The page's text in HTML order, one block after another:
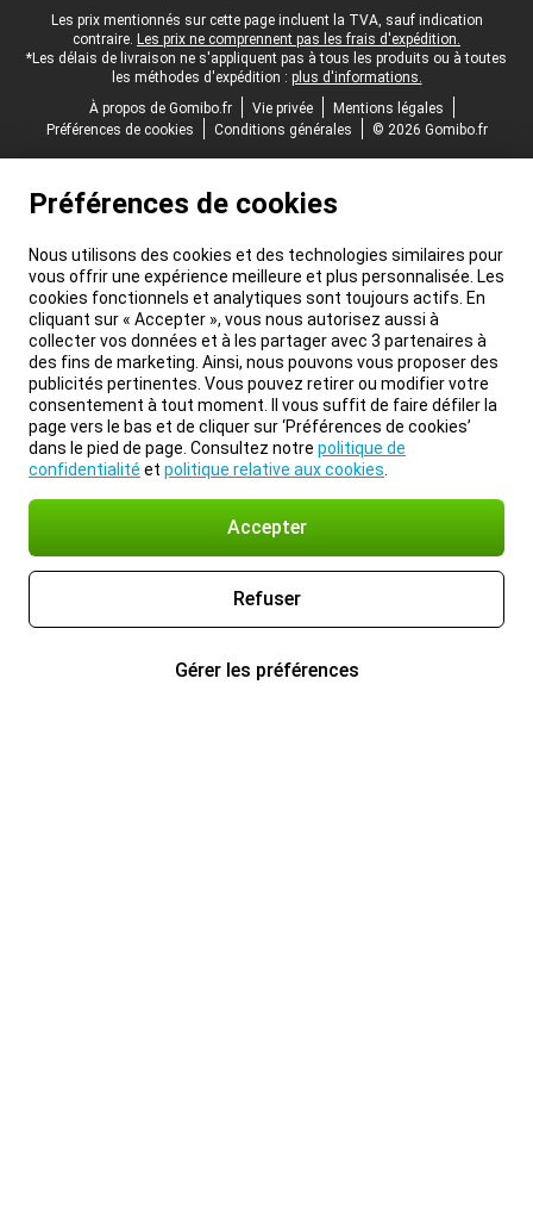
Pied-de-page légal
Les prix mentionnés sur cette page incluent la TVA, sauf indication
contraire. Les prix ne comprennent pas les frais d'expédition.
*Les délais de livraison ne s'appliquent pas à tous les produits ou à toutes
les méthodes d'expédition : plus d'informations.
À propos de Gomibo.fr
Vie privée
Mentions légales
Préférences de cookies
Conditions générales © 2026 Gomibo.fr
Préférences de cookies
Nous utilisons des cookies et des technologies similaires pour
vous offrir une expérience meilleure et plus personnalisée. Les
cookies fonctionnels et analytiques sont toujours actifs. En
cliquant sur « Accepter », vous nous autorisez aussi à
collecter vos données et à les partager avec 3 partenaires à
des fins de marketing. Ainsi, nous pouvons vous proposer des
publicités pertinentes. Vous pouvez retirer ou modifier votre
consentement à tout moment. Il vous suffit de faire défiler la
page vers le bas et de cliquer sur ‘Préférences de cookies’
dans le pied de page. Consultez notre politique de
confidentialité et politique relative aux cookies
Accepter
Refuser
Gérer les préférences